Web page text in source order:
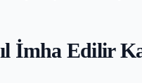
İmha Edilir